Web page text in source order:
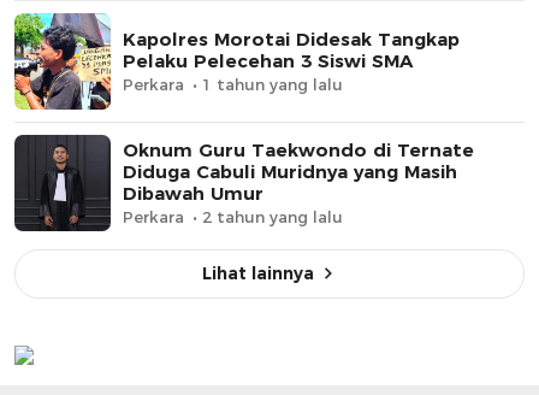
Kapolres Morotai Didesak Tangkap
Pelaku Pelecehan 3 Siswi SMA
Perkara 1 tahun yang lalu
Oknum Guru Taekwondo di Ternate
Diduga Cabuli Muridnya yang Masih
Dibawah Umur
Perkara 2 tahun yang lalu
Lihat lainnya